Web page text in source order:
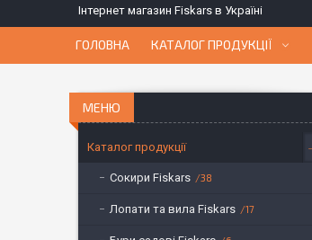
Інтернет магазин Fiskars в Україні
ГОЛОВНА КАТАЛОГ ПРОДУКЦІЇ
Каталог продукції
Сокири Fiskars 38
Лопати та вила Fiskars 17